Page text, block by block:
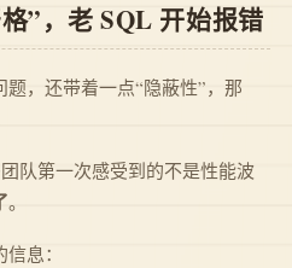
”，老 SQL 开始报错
，还带着一点“隐蔽性”，那
队第一次感受到的不是性能波
。
息：